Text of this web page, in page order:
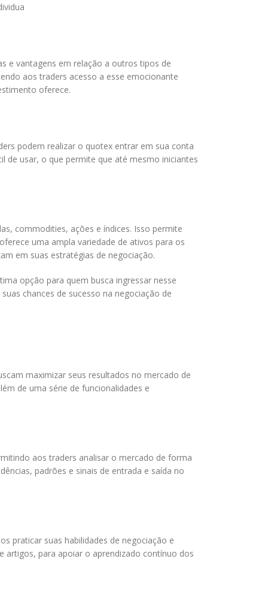
e vantagens em relação a outros tipos de
aos traders acesso a esse emocionante
oferece.
podem realizar o quotex entrar em sua conta
de usar, o que permite que até mesmo iniciantes
commodities, ações e índices. Isso permite
uma ampla variedade de ativos para os
em suas estratégias de negociação.
opção para quem busca ingressar nesse
chances de sucesso na negociação de
maximizar seus resultados no mercado de
de uma série de funcionalidades e
aos traders analisar o mercado de forma
padrões e sinais de entrada e saída no
praticar suas habilidades de negociação e
artigos, para apoiar o aprendizado contínuo dos